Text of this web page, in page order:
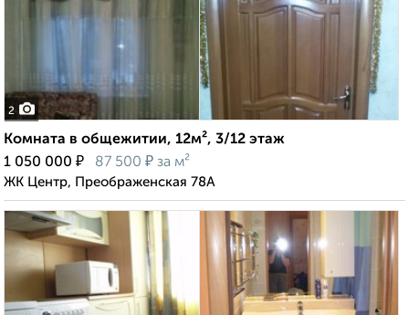
2
Комната в общежитии, 12м², 3/12 этаж
1 050 000 ₽ 87 500 ₽ за м²
ЖК Центр, Преображенская 78А